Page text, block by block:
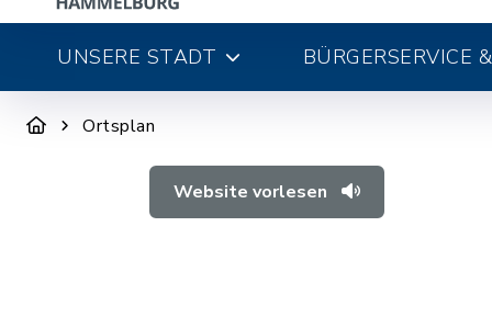
UNSERE STADT BÜRGERSERVICE
Ortsplan
Website vorlesen